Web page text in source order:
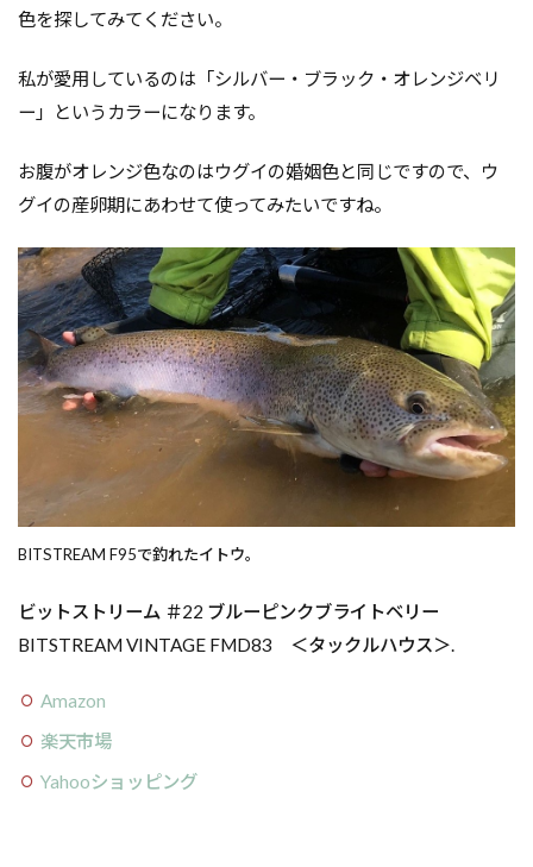
色を探してみてください。
私が愛用しているのは「シルバー・ブラック・オレンジベリ
ー」というカラーになります。
お腹がオレンジ色なのはウグイの婚姻色と同じですので、ウ
グイの産卵期にあわせて使ってみたいですね。
BITSTREAM F95で釣れたイトウ。
ビットストリーム ＃22 ブルーピンクブライトベリー
BITSTREAM VINTAGE FMD83 ＜タックルハウス＞.
Amazon
楽天市場
Yahooショッピング